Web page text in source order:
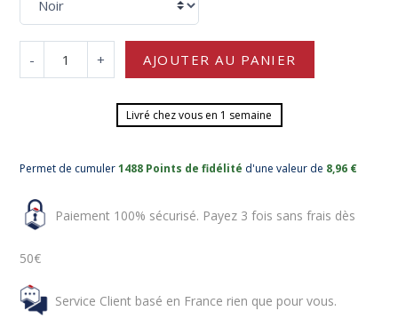
- + AJOUTER AU PANIER
Livré chez vous en 1 semaine
Permet de cumuler1488 Points de fidélité d'une valeur de 8,96 €
Paiement 100% sécurisé. Payez 3 fois sans frais dès
50€
Service Client basé en France rien que pour vous.